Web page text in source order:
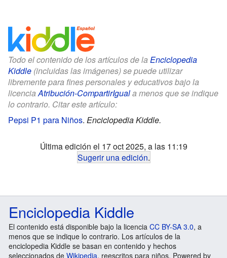
Todo el contenido de los artículos de la Enciclopedia
Kiddle (incluidas las imágenes) se puede utilizar
libremente para fines personales y educativos bajo la
licenciaAtribución-CompartirIguala menos que se indique
lo contrario. Citar este artículo:
Pepsi P1 para Niños. Enciclopedia Kiddle.
Última edición el 17 oct 2025, a las 11:19
Sugerir una edición.
Enciclopedia Kiddle
El contenido está disponible bajo la licencia CC BY-SA 3.0, a
menos que se indique lo contrario. Los artículos de la
enciclopedia Kiddle se basan en contenido y hechos
seleccionados de Wikipedia, reescritos para niños. Powered by